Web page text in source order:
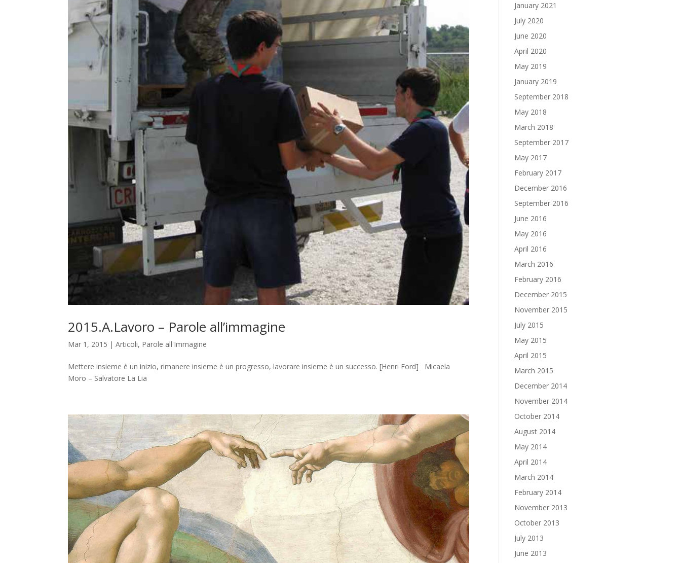
2015.A.Lavoro – Parole all’immagine
Mar 1, 2015 |Articoli, Parole all'Immagine
Mettere insieme è un inizio, rimanere insieme è un progresso, lavorare insieme è un successo. [Henri Ford] Micaela
Moro – Salvatore La Lia
January 2021
July 2020
June 2020
April 2020
May 2019
January 2019
September 2018
May 2018
March 2018
September 2017
May 2017
February 2017
December 2016
September 2016
June 2016
May 2016
April 2016
March 2016
February 2016
December 2015
November 2015
July 2015
May 2015
April 2015
March 2015
December 2014
November 2014
October 2014
August 2014
May 2014
April 2014
March 2014
February 2014
November 2013
October 2013
July 2013
June 2013